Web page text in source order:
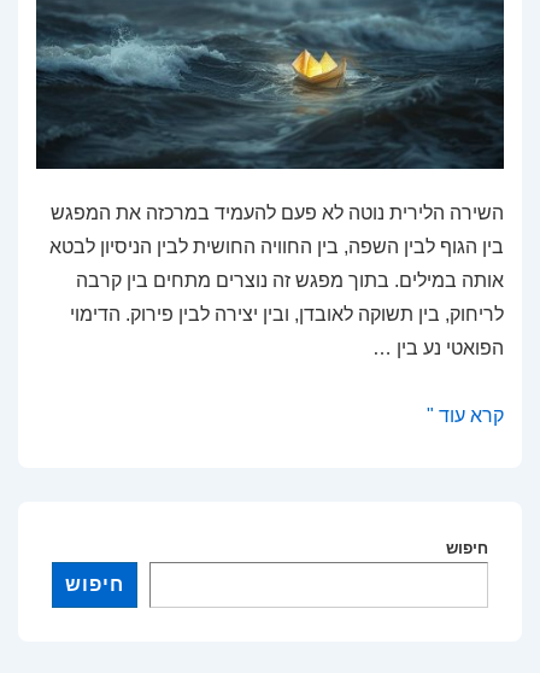
השירה הלירית נוטה לא פעם להעמיד במרכזה את המפגש
בין הגוף לבין השפה, בין החוויה החושית לבין הניסיון לבטא
אותה במילים. בתוך מפגש זה נוצרים מתחים בין קרבה
לריחוק, בין תשוקה לאובדן, ובין יצירה לבין פירוק. הדימוי
הפואטי נע בין …
בין
הגוף
קרא עוד "
חיפוש
חיפוש